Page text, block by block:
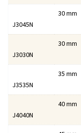
J3045N
30 mm
J3030N
30 mm
J3535N
35 mm
J4040N
40 mm